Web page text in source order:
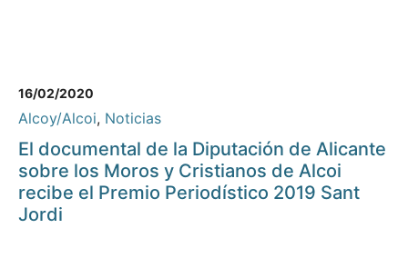
16/02/2020
Alcoy/Alcoi, Noticias
El documental de la Diputación de Alicante
sobre los Moros y Cristianos de Alcoi
recibe el Premio Periodístico 2019 Sant
Jordi